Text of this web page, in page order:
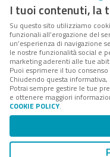
Forumpa.itè una
presso Registro
Reg. n. 182 del 2
FPA s.r.l. è
Coordinamento da
è un'azienda
Codice Fiscale/Partita
n.
I tuoi contenuti, la
Su questo sito utilizziamo
funzionali all’erogazione del
un’esperienza di navigazione
le nostre funzionalità social e
marketing aderenti alle tue
Puoi esprimere il tuo consenso
Chiudendo questa
Potrai sempre gestire le tue
e ottenere maggiori
COOKIE POLICY.